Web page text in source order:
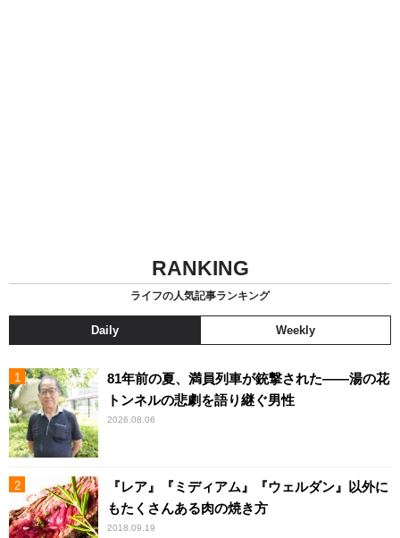
RANKING
ライフの人気記事ランキング
Daily Weekly
81年前の夏、満員列車が銃撃された――湯の花
トンネルの悲劇を語り継ぐ男性
2026.08.06
『レア』『ミディアム』『ウェルダン』以外に
もたくさんある肉の焼き方
2018.09.19